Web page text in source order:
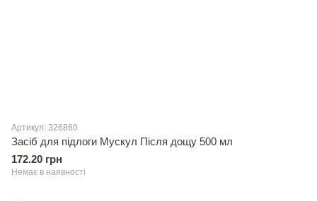
Артикул: 326860
Засiб для підлоги Мускул Пiсля дощу 500 мл
172.20 грн
Немає в наявності